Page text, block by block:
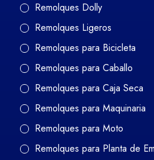
Remolques Dolly
Remolques Ligeros
Remolques para Bicicleta
Remolques para Caballo
Remolques para Caja Seca
Remolques para Maquinaria
Remolques para Moto
Remolques para Planta de